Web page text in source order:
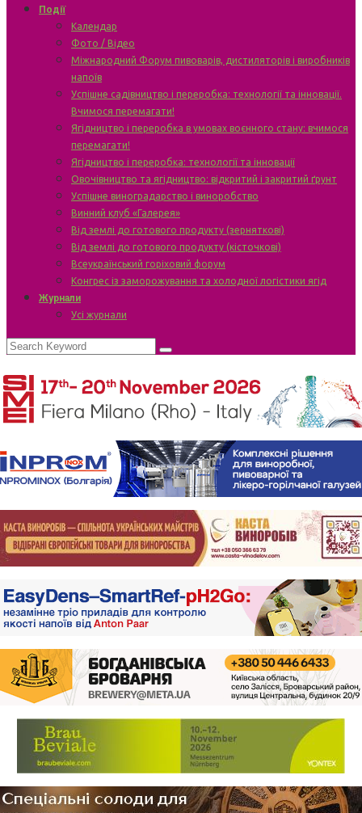
Події
Календар
Фото / Відео
Міжнародний Форум пивоварів, дистиляторів і виробників
напоїв
Успішне садівництво і переробка: технології та інновації.
Вчимося перемагати!
Ягідництво і переробка в умовах воєнного стану: вчимося
перемагати!
Ягідництво і переробка: технології та інновації
Овочівництво та ягідництво: відкритий і закритий ґрунт
Успішне виноградарство і виноробство
Винний клуб «Галерея»
Від землі до готового продукту (зерняткові)
Від землі до готового продукту (кісточкові)
Всеукраїнський горіховий форум
Конгрес із заморожування та холодної логістики ягід
Журнали
Усі журнали